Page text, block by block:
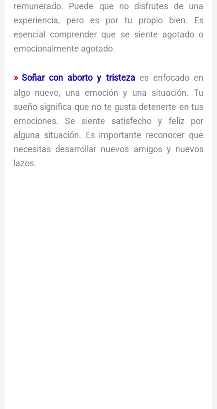
remunerado. Puede que no disfrutes de una
experiencia, pero es por tu propio bien. Es
esencial comprender que se siente agotado o
emocionalmente agotado.
Soñar con aborto y tristezaes enfocado en
algo nuevo, una emoción y una situación. Tu
sueño significa que no te gusta detenerte en tus
emociones. Se siente satisfecho y feliz por
alguna situación. Es importante reconocer que
necesitas desarrollar nuevos amigos y nuevos
lazos.